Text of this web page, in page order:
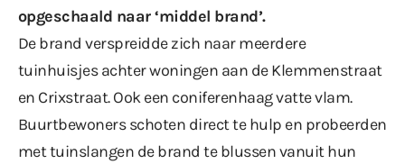
opgeschaald naar ‘middel brand’.
De brand verspreidde zich naar meerdere
tuinhuisjes achter woningen aan de Klemmenstraat
en Crixstraat. Ook een coniferenhaag vatte vlam.
Buurtbewoners schoten direct te hulp en probeerden
met tuinslangen de brand te blussen vanuit hun